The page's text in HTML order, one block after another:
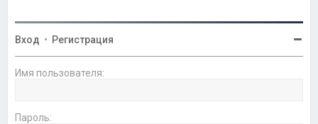
Вход • Регистрация
Имя пользователя:
Пароль: